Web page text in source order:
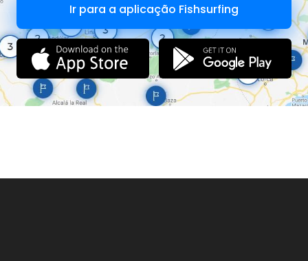
Ir para a aplicação Fishsurfing